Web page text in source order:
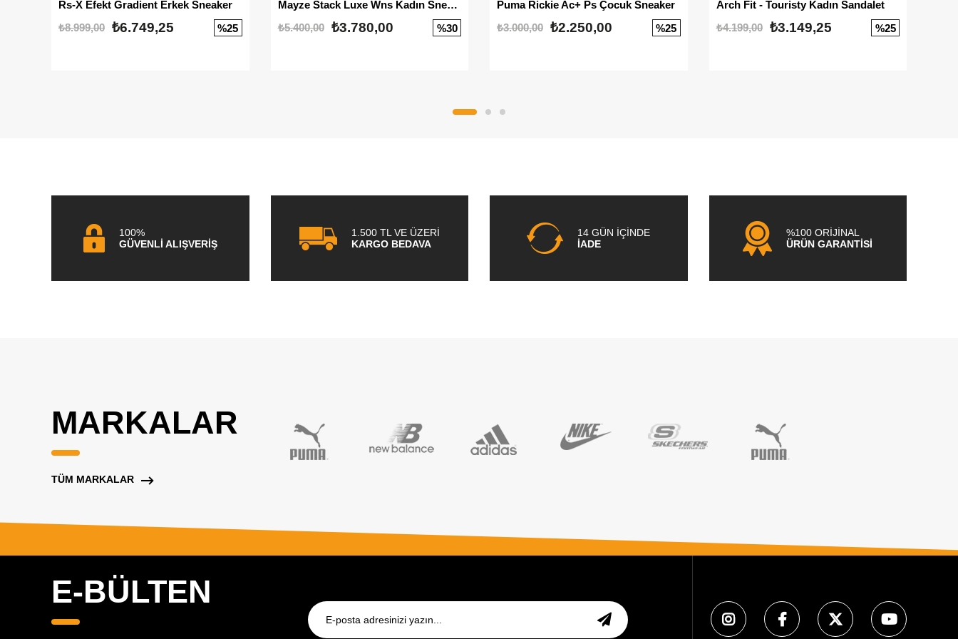
Rs-X Efekt Gradient Erkek Sneaker
₺8.999,00 ₺6.749,25 %25
Mayze Stack Luxe Wns Kadın Sneaker
₺5.400,00
₺3.780,00 %30
Puma Rickie Ac+ Ps Çocuk Sneaker
₺3.000,00 ₺2.250,00 %25
Arch Fit - Touristy Kadın Sandalet
₺4.199,00
₺3.149,25 %25
100%
GÜVENLİ ALIŞVERİŞ
1.500 TL VE ÜZERİ
KARGO BEDAVA
14 GÜN İÇİNDE
İADE
%100 ORİJİNAL
ÜRÜN GARANTİSİ
MARKALAR
TÜM MARKALAR
E-BÜLTEN